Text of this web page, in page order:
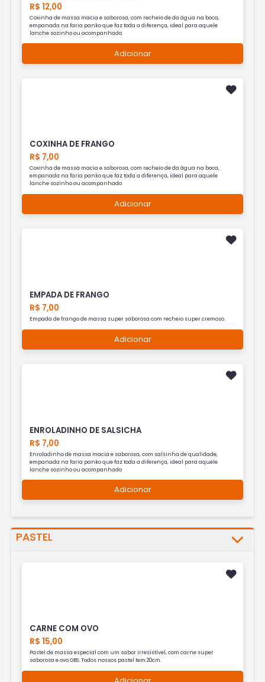
R$ 12,00
Coxinha de massa macia e saborosa, com recheio de da água na boca,
empanada na faria panko que faz toda a diferença, ideal para aquele
lanche sozinho ou acompanhado
Adicionar
COXINHA DE FRANGO
R$ 7,00
Coxinha de massa macia e saborosa, com recheio de da água na boca,
empanada na faria panko que faz toda a diferença, ideal para aquele
lanche sozinho ou acompanhado
Adicionar
EMPADA DE FRANGO
R$ 7,00
Empada de frango de massa super saborosa com recheio super cremoso.
Adicionar
ENROLADINHO DE SALSICHA
R$ 7,00
Enroladinho de massa macia e saborosa, com salsinha de qualidade,
empanada na faria panko que faz toda a diferença, ideal para aquele
lanche sozinho ou acompanhado
Adicionar
PASTEL
CARNE COM OVO
R$ 15,00
Pastel de massa especial com um sabor irresistível, com carne super
saborosa e ovo OBS: Todos nossos pastel tem 20cm.